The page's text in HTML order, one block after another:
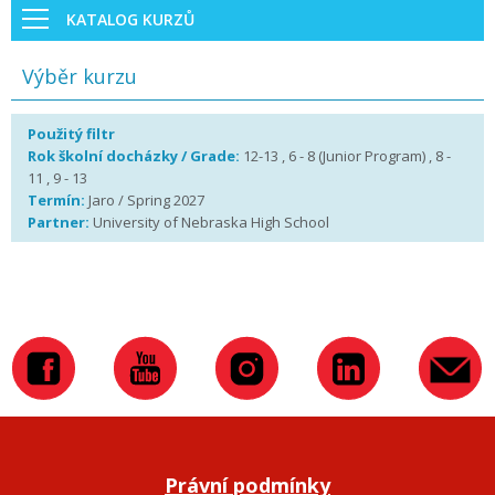
KATALOG KURZŮ
Výběr kurzu
Použitý filtr
Rok školní docházky / Grade: 12-13 , 6 - 8 (Junior Program) , 8 -
11 , 9 - 13
Termín: Jaro / Spring 2027
Partner: University of Nebraska High School
Právní podmínky